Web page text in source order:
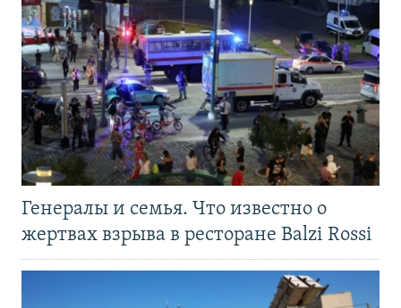
Генералы и семья. Что известно о
жертвах взрыва в ресторане Balzi Rossi